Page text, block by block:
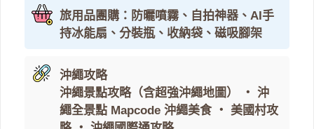
旅用品團購：防曬噴霧、自拍神器、AI手
持冰能扇、分裝瓶、收納袋、磁吸腳架
沖繩攻略
沖繩景點攻略（含超強沖繩地圖）
・ 沖
繩全景點 Mapcode 沖繩美食・ 美國村攻